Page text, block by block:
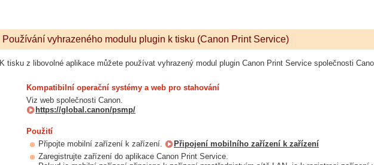
Používání vyhrazeného modulu plugin k tisku (Canon Print Service)
K tisku z libovolné aplikace můžete používat vyhrazený modul plugin Canon Print Service společnosti
Kompatibilní operační systémy a web pro stahování
Viz web společnosti Canon.
https://global.canon/psmp/
Použití
Připojte mobilní zařízení k zařízení.
Připojení mobilního zařízení k zařízení
Zaregistrujte zařízení do aplikace Canon Print Service.